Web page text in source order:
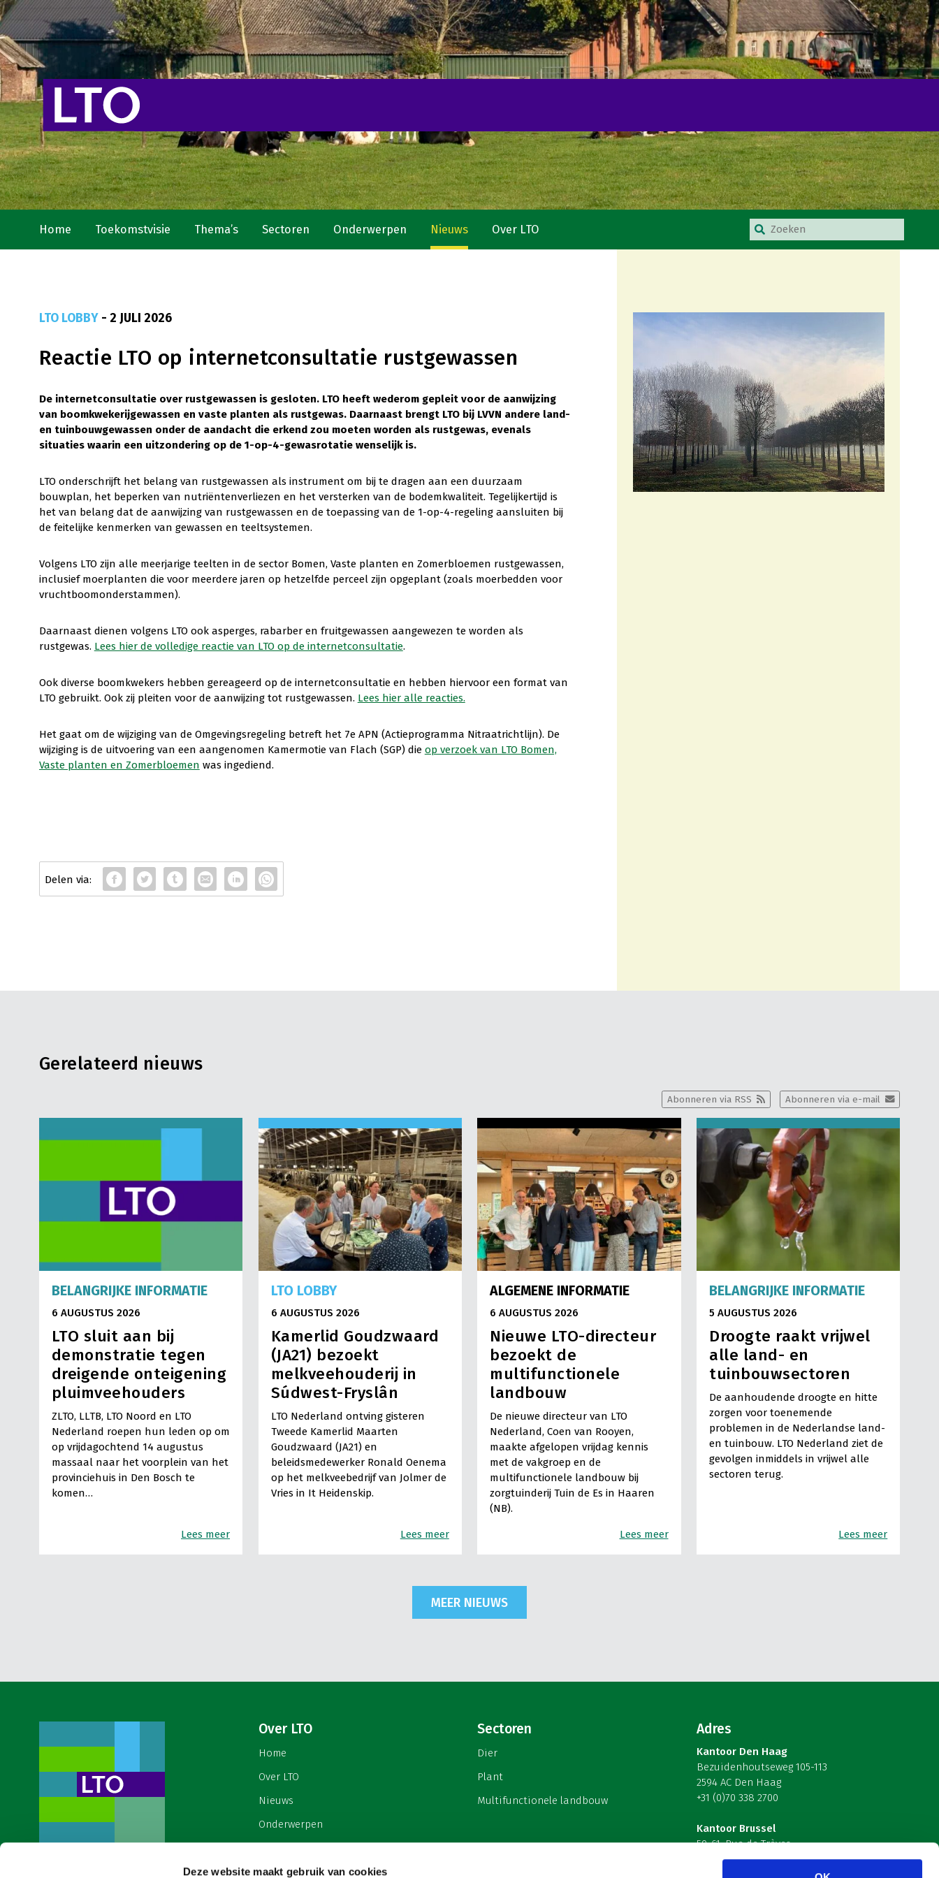
Deze website maakt gebruik van cookies
Home Toekomstvisie Thema’s Sectoren Onderwerpen Nieuws Over LTO
LTO LOBBY- 2 JULI 2026
Reactie LTO op internetconsultatie rustgewassen
De internetconsultatie over rustgewassen is gesloten. LTO heeft wederom gepleit voor de aanwijzing
van boomkwekerijgewassen en vaste planten als rustgewas. Daarnaast brengt LTO bij LVVN andere land-
en tuinbouwgewassen onder de aandacht die erkend zou moeten worden als rustgewas, evenals
situaties waarin een uitzondering op de 1-op-4-gewasrotatie wenselijk is.
LTO onderschrijft het belang van rustgewassen als instrument om bij te dragen aan een duurzaam
bouwplan, het beperken van nutriëntenverliezen en het versterken van de bodemkwaliteit. Tegelijkertijd is
het van belang dat de aanwijzing van rustgewassen en de toepassing van de 1-op-4-regeling aansluiten bij
de feitelijke kenmerken van gewassen en teeltsystemen.
Volgens LTO zijn alle meerjarige teelten in de sector Bomen, Vaste planten en Zomerbloemen rustgewassen,
inclusief moerplanten die voor meerdere jaren op hetzelfde perceel zijn opgeplant (zoals moerbedden voor
vruchtboomonderstammen).
Daarnaast dienen volgens LTO ook asperges, rabarber en fruitgewassen aangewezen te worden als
rustgewas. Lees hier de volledige reactie van LTO op de internetconsultatie.
Ook diverse boomkwekers hebben gereageerd op de internetconsultatie en hebben hiervoor een format van
LTO gebruikt. Ook zij pleiten voor de aanwijzing tot rustgewassen. Lees hier alle reacties.
Het gaat om de wijziging van de Omgevingsregeling betreft het 7e APN (Actieprogramma Nitraatrichtlijn). De
wijziging is de uitvoering van een aangenomen Kamermotie van Flach (SGP) die op verzoek van LTO Bomen,
Vaste planten en Zomerbloemen was ingediend.
Gerelateerd nieuws
Abonneren via e-mail
Abonneren via RSS
BELANGRIJKE INFORMATIE
6 AUGUSTUS 2026
LTO sluit aan bij
demonstratie tegen
dreigende onteigening
pluimveehouders
ZLTO, LLTB, LTO Noord en LTO
Nederland roepen hun leden op om
op vrijdagochtend 14 augustus
massaal naar het voorplein van het
provinciehuis in Den Bosch te
komen…
Lees meer
LTO LOBBY
6 AUGUSTUS 2026
Kamerlid Goudzwaard
(JA21) bezoekt
melkveehouderij in
Súdwest-Fryslân
LTO Nederland ontving gisteren
Tweede Kamerlid Maarten
Goudzwaard (JA21) en
beleidsmedewerker Ronald Oenema
op het melkveebedrijf van Jolmer de
Vries in It Heidenskip.
Lees meer
ALGEMENE INFORMATIE
6 AUGUSTUS 2026
Nieuwe LTO-directeur
bezoekt de
multifunctionele
landbouw
De nieuwe directeur van LTO
Nederland, Coen van Rooyen,
maakte afgelopen vrijdag kennis
met de vakgroep en de
multifunctionele landbouw bij
zorgtuinderij Tuin de Es in Haaren
(NB).
Lees meer
BELANGRIJKE INFORMATIE
5 AUGUSTUS 2026
Droogte raakt vrijwel
alle land- en
tuinbouwsectoren
De aanhoudende droogte en hitte
zorgen voor toenemende
problemen in de Nederlandse land-
en tuinbouw. LTO Nederland ziet de
gevolgen inmiddels in vrijwel alle
sectoren terug.
Lees meer
MEER NIEUWS
Over LTO
Home
Over LTO
Nieuws
Onderwerpen
Contact
Sectoren
Dier
Plant
Multifunctionele landbouw
Adres
Kantoor Den Haag
Bezuidenhoutseweg 105-113
2594 AC Den Haag
+31 (0)70 338 2700
Kantoor Brussel
59-61, Rue de Trèves
B-1040 Brussel – België